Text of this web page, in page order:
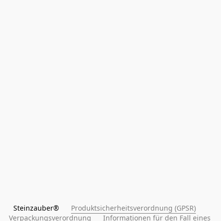
Steinzauber® Produktsicherheitsverordnung (GPSR)
Verpackungsverordnung
Informationen für den Fall eines